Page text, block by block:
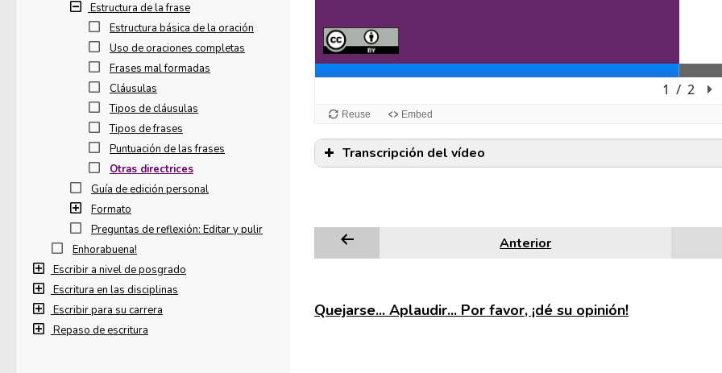
Transcripción del vídeo
Anterior
Quejarse... Aplaudir... Por favor, ¡dé su opinión!
Estructura de la frase
Estructura básica de la oración
Uso de oraciones completas
Frases mal formadas
Cláusulas
Tipos de cláusulas
Tipos de frases
Puntuación de las frases
Otras directrices
Guía de edición personal
Formato
Preguntas de reflexión: Editar y pulir
Enhorabuena!
Escribir a nivel de posgrado
Escritura en las disciplinas
Escribir para su carrera
Repaso de escritura